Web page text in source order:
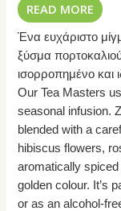
READ MORE
Ένα ευχάριστο
ξύσμα
ισορροπημένο και
Our Tea Masters
seasonal infusion.
blended with a
hibiscus flowers,
aromatically
golden colour. It’s
or as an alcohol-